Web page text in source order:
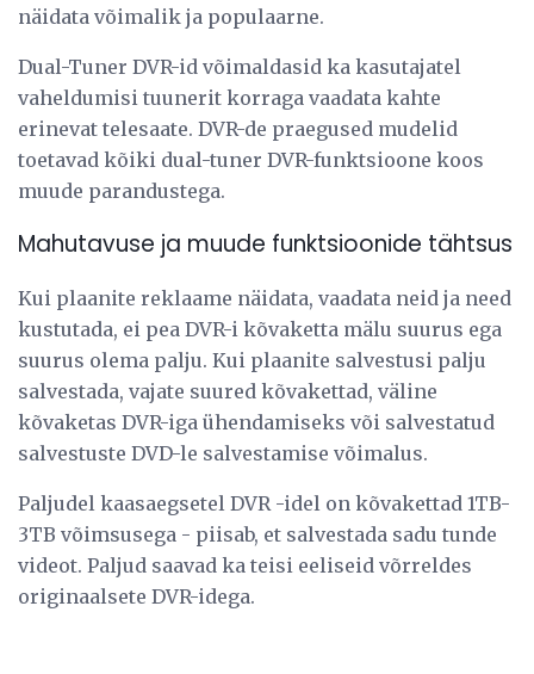
näidata võimalik ja populaarne.
Dual-Tuner DVR-id võimaldasid ka kasutajatel
vaheldumisi tuunerit korraga vaadata kahte
erinevat telesaate. DVR-de praegused mudelid
toetavad kõiki dual-tuner DVR-funktsioone koos
muude parandustega.
Mahutavuse ja muude funktsioonide tähtsus
Kui plaanite reklaame näidata, vaadata neid ja need
kustutada, ei pea DVR-i kõvaketta mälu suurus ega
suurus olema palju. Kui plaanite salvestusi palju
salvestada, vajate suured kõvakettad, väline
kõvaketas DVR-iga ühendamiseks või salvestatud
salvestuste DVD-le salvestamise võimalus.
Paljudel kaasaegsetel DVR -idel on kõvakettad 1TB-
3TB võimsusega - piisab, et salvestada sadu tunde
videot. Paljud saavad ka teisi eeliseid võrreldes
originaalsete DVR-idega.